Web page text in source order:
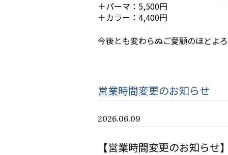
＋パーマ：5,500円
＋カラー：4,400円
今後とも変わらぬご愛顧のほどよ
営業時間変更のお知らせ
2026.06.09
【営業時間変更のお知らせ